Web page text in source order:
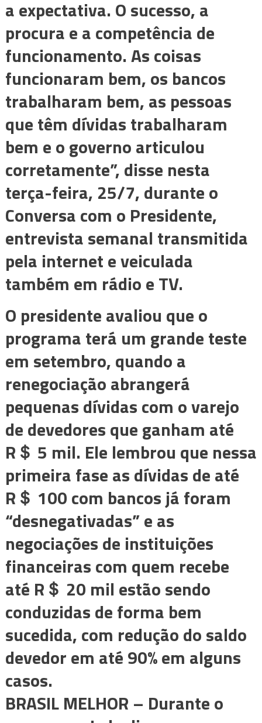
a expectativa. O sucesso, a
procura e a competência de
funcionamento. As coisas
funcionaram bem, os bancos
trabalharam bem, as pessoas
que têm dívidas trabalharam
bem e o governo articulou
corretamente”, disse nesta
terça-feira, 25/7, durante o
Conversa com o Presidente,
entrevista semanal transmitida
pela internet e veiculada
também em rádio e TV.
O presidente avaliou que o
programa terá um grande teste
em setembro, quando a
renegociação abrangerá
pequenas dívidas com o varejo
de devedores que ganham até
R＄ 5 mil. Ele lembrou que nessa
primeira fase as dívidas de até
R＄ 100 com bancos já foram
“desnegativadas” e as
negociações de instituições
financeiras com quem recebe
até R＄ 20 mil estão sendo
conduzidas de forma bem
sucedida, com redução do saldo
devedor em até 90% em alguns
casos.
BRASIL MELHOR – Durante o